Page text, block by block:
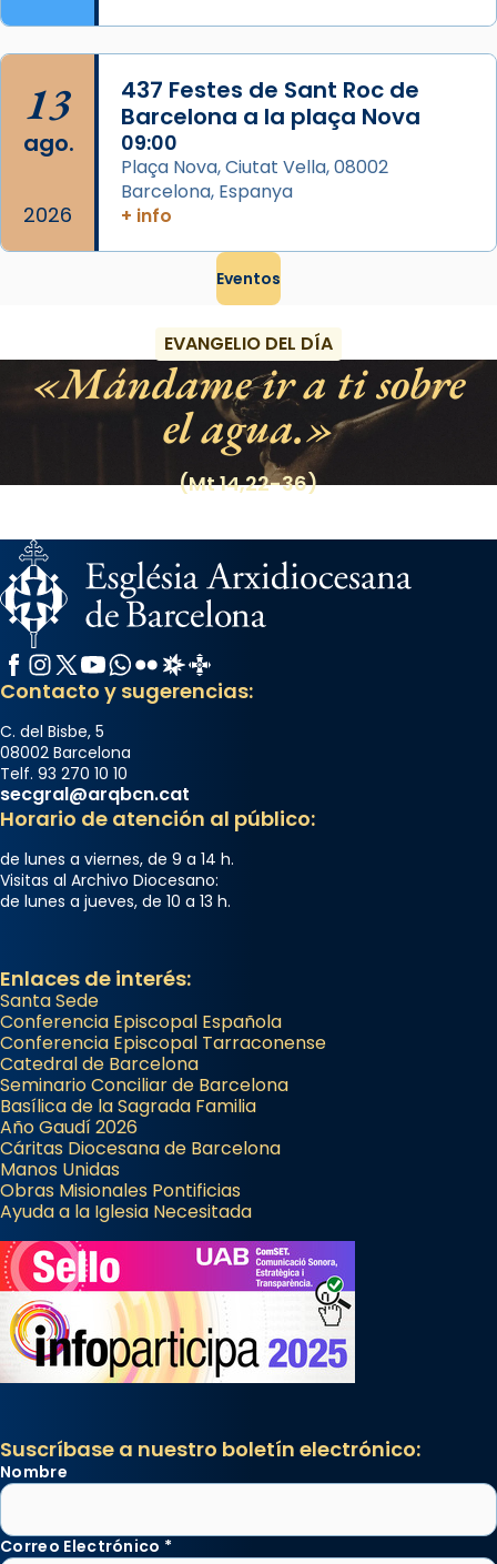
13
ago.
2026
437 Festes de Sant Roc de
Barcelona a la plaça Nova
09:00
Plaça Nova, Ciutat Vella, 08002
Barcelona, Espanya
+ info
Eventos
EVANGELIO DEL DÍA
Mándame ir a ti sobre
el agua.
(Mt 14,22-36)
Facebook
Instagram
X / Twitter
YouTube
WhatsApp
FlickrRadio Estel
Catalunya Cristiana
Contacto y sugerencias:
C. del Bisbe, 5
08002 Barcelona
Telf. 93 270 10 10
secgral@arqbcn.cat
Horario de atención al público:
de lunes a viernes, de 9 a 14 h.
Visitas al Archivo Diocesano:
de lunes a jueves, de 10 a 13 h.
Enlaces de interés:
Santa Sede
Conferencia Episcopal Española
Conferencia Episcopal Tarraconense
Catedral de Barcelona
Seminario Conciliar de Barcelona
Basílica de la Sagrada Familia
Año Gaudí 2026
Cáritas Diocesana de Barcelona
Manos Unidas
Obras Misionales Pontificias
Ayuda a la Iglesia Necesitada
Suscríbase a nuestro boletín electrónico:
Nombre
Correo Electrónico *